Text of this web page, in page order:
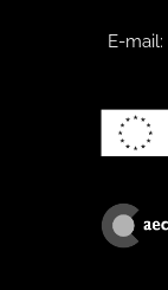
E-mail: